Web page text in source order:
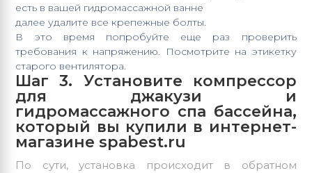
есть в вашей гидромассажной ванне
далее удалите все крепежные болты.
В это время попробуйте еще раз проверить
требования к напряжению. Посмотрите на этикетку
старого вентилятора.
Шаг 3. Установите компрессор
для джакузи и
гидромассажного спа бассейна,
который вы купили в интернет-
магазине spabest.ru
По сути, установка происходит в обратном